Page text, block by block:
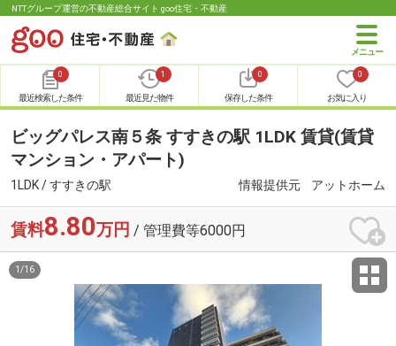
NTTグループ運営の不動産総合サイト goo住宅・不動産
0
最近検索した条件
1
最近見た物件
0
保存した条件
0
お気に入り
ビッグパレス南５条 すすきの駅 1LDK 賃貸(賃貸
マンション・アパート)
1LDK / すすきの駅 情報提供元 アットホーム
賃料8.80万円 / 管理費等6000円
1 /16